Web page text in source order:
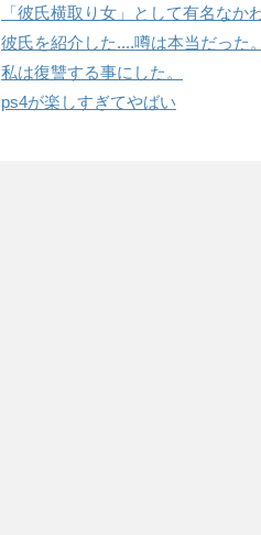
「彼氏横取り女」として有名な
彼氏を紹介した....噂は本当だった
私は復讐する事にした。
ps4が楽しすぎてやばい